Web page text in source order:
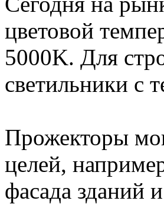
цветовой
5000K. Для
светильники с
Прожекторы
целей,
фасада зданий